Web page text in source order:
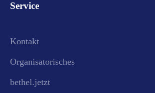
Service
Kontakt
Organisatorisches
bethel.jetzt